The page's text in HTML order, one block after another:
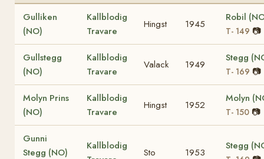
Gulliken
(NO)
Kallblodig
Travare
Hingst 1945
Robil
T- 149 📷
Gullstegg
(NO)
Kallblodig
Travare
Valack 1949
Stegg
T- 169 📷
Molyn Prins
(NO)
Kallblodig
Travare
Hingst 1952
Molyn
T- 150 📷
Gunni
Stegg (NO)
Kallblodig
Sto 1953
Stegg